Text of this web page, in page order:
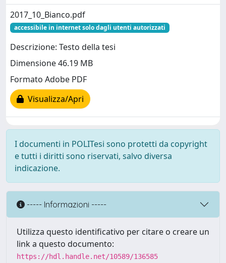
2017_10_Bianco.pdf
accessibile in internet solo dagli utenti autorizzati
Descrizione: Testo della tesi
Dimensione 46.19 MB
Formato Adobe PDF
Visualizza/Apri
I documenti in POLITesi sono protetti da copyright
e tutti i diritti sono riservati, salvo diversa
indicazione.
----- Informazioni -----
Utilizza questo identificativo per citare o creare un
link a questo documento:
https://hdl.handle.net/10589/136585